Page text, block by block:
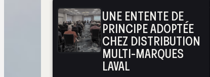
UNE ENTENTE DE
PRINCIPE ADOPTÉE
CHEZ DISTRIBUTION
MULTI-MARQUES
LAVAL